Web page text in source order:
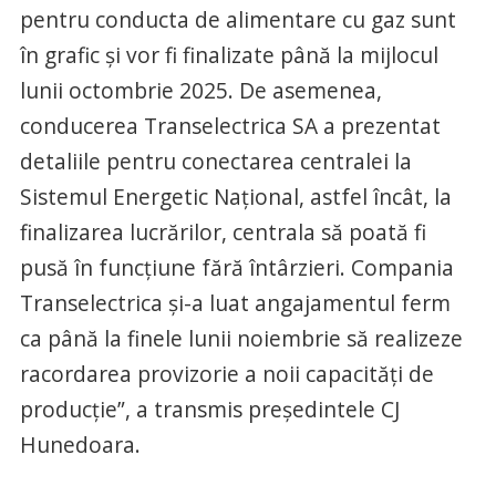
pentru conducta de alimentare cu gaz sunt
în grafic şi vor fi finalizate până la mijlocul
lunii octombrie 2025. De asemenea,
conducerea Transelectrica SA a prezentat
detaliile pentru conectarea centralei la
Sistemul Energetic Naţional, astfel încât, la
finalizarea lucrărilor, centrala să poată fi
pusă în funcţiune fără întârzieri. Compania
Transelectrica şi-a luat angajamentul ferm
ca până la finele lunii noiembrie să realizeze
racordarea provizorie a noii capacităţi de
producţie”, a transmis preşedintele CJ
Hunedoara.